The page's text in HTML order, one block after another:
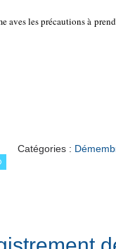
aves les précautions à
Catégories :